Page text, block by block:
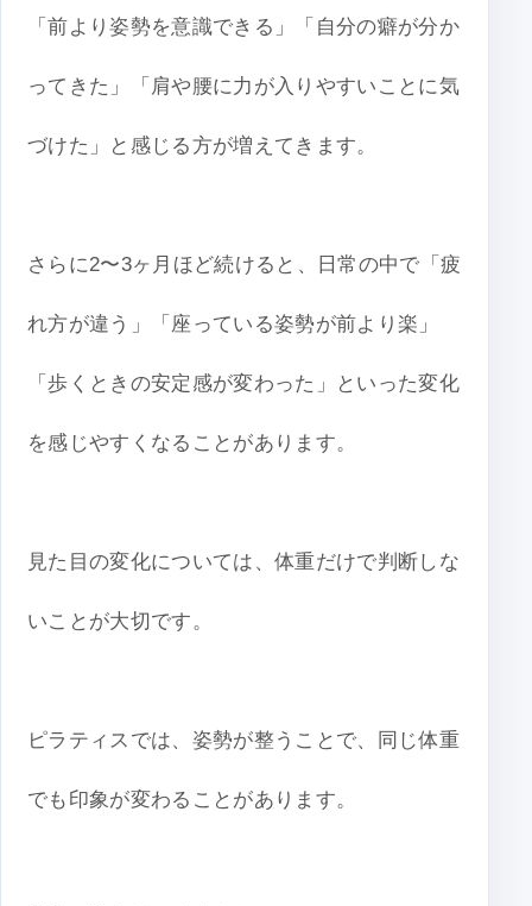
「前より姿勢を意識できる」「自分の癖が分か
ってきた」「肩や腰に力が入りやすいことに気
づけた」と感じる方が増えてきます。
さらに2〜3ヶ月ほど続けると、日常の中で「疲
れ方が違う」「座っている姿勢が前より楽」
「歩くときの安定感が変わった」といった変化
を感じやすくなることがあります。
見た目の変化については、体重だけで判断しな
いことが大切です。
ピラティスでは、姿勢が整うことで、同じ体重
でも印象が変わることがあります。